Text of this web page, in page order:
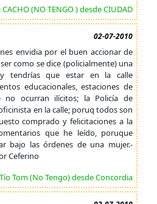
(NO TENGO ) desde CIUDAD
02-07-2010
envidia por el buen accionar de
como se dice (policialmente) una
y tendrías que estar en la calle
educacionales, estaciones de
no ocurran ilícitos; la Policía de
en la calle; poruq todos son
comprado y felicitaciones a la
que he leído, poruque
bajo las órdenes de una mujer.-
Ceferino
Tom (No Tengo) desde Concordia